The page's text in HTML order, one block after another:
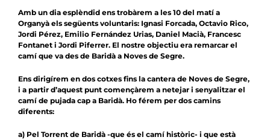
Amb un dia esplèndid ens trobàrem a les 10 del matí a
Organyà els següents voluntaris: Ignasi Forcada, Octavio Rico,
Jordi Pérez, Emilio Fernández Urias, Daniel Macià, Francesc
Fontanet i Jordi Piferrer. El nostre objectiu era remarcar el
camí que va des de Baridà a Noves de Segre.
Ens dirigírem en dos cotxes fins la cantera de Noves de Segre,
i a partir d’aquest punt començàrem a netejar i senyalitzar el
camí de pujada cap a Baridà. Ho férem per dos camins
diferents:
a) Pel Torrent de Baridà -que és el camí històric- i que està